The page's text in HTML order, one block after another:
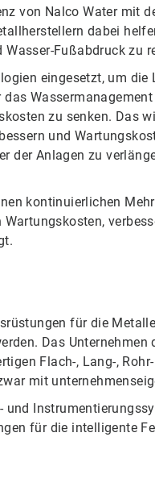
von Nalco Water mit
dabei
Fußabdruck zu
eingesetzt, um die
Wassermanagement
zu senken. Das
und
der Anlagen zu
kontinuierlichen
für die
Das Unternehmen
Flach-, Lang-,
mit
und
für die intelligente